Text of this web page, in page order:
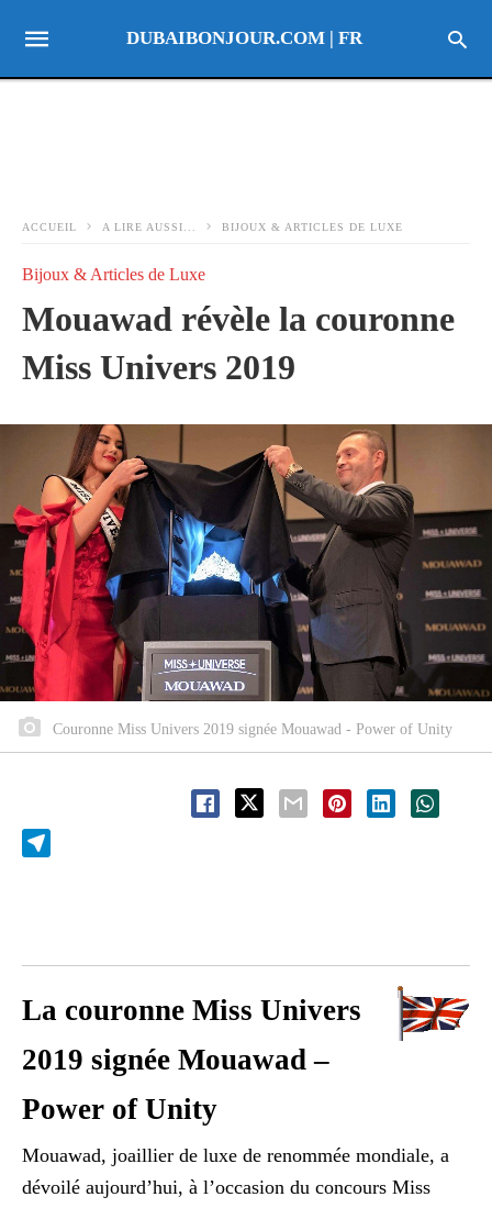
DUBAIBONJOUR.COM | FR
ACCUEIL A LIRE AUSSI... BIJOUX & ARTICLES DE LUXE
Bijoux & Articles de Luxe
Mouawad révèle la couronne
Miss Univers 2019
Couronne Miss Univers 2019 signée Mouawad - Power of Unity
La couronne Miss Univers
2019 signée Mouawad –
Power of Unity
Mouawad, joaillier de luxe de renommée mondiale, a
dévoilé aujourd’hui, à l’occasion du concours Miss